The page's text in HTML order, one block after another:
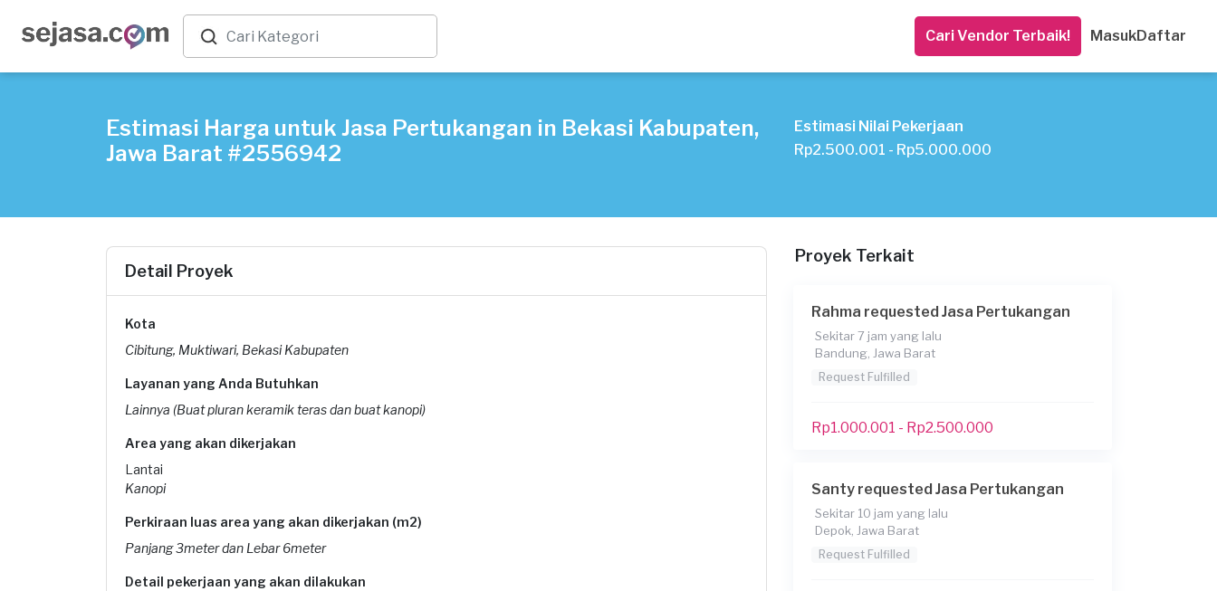
Cari Vendor Terbaik! MasukDaftar
Estimasi Harga untuk Jasa Pertukangan in Bekasi Kabupaten,
Jawa Barat #2556942
Estimasi Nilai Pekerjaan
Rp2.500.001 - Rp5.000.000
Detail Proyek
Kota
Cibitung, Muktiwari, Bekasi Kabupaten
Layanan yang Anda Butuhkan
Lainnya (Buat pluran keramik teras dan buat kanopi)
Area yang akan dikerjakan
Lantai
Kanopi
Perkiraan luas area yang akan dikerjakan (m2)
Panjang 3meter dan Lebar 6meter
Detail pekerjaan yang akan dilakukan
Proyek Terkait
Rahma requested Jasa Pertukangan
Sekitar 7 jam yang lalu
Bandung, Jawa Barat
Request Fulfilled
Rp1.000.001 - Rp2.500.000
Santy requested Jasa Pertukangan
Sekitar 10 jam yang lalu
Depok, Jawa Barat
Request Fulfilled